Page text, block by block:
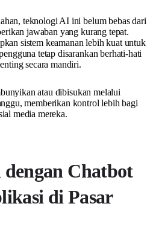
teknologi AI ini belum bebas dari
jawaban yang kurang tepat.
sistem keamanan lebih kuat untuk
tetap disarankan berhati-hati
secara mandiri.
atau dibisukan melalui
memberikan kontrol lebih bagi
media mereka.
Chatbot
di Pasar